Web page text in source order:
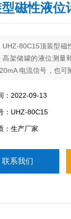
磁性液位
UHZ-80C15顶装型磁
高架储罐的液位测量
电流信号，也可
：2022-09-13
：UHZ-80C15
：生产厂家
联系我们